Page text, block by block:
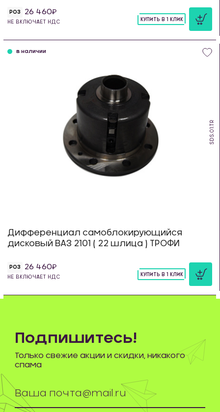
РОЗ 26 460
НЕ ВКЛЮЧАЕТ НДС
КУПИТЬ В 1 КЛИК
SDS.01.TR
в наличии
Дифференциал самоблокирующийся
дисковый ВАЗ 2101 ( 22 шлица ) ТРОФИ
РОЗ 26 460
НЕ ВКЛЮЧАЕТ НДС
КУПИТЬ В 1 КЛИК
Подпишитесь!
Только свежие акции и скидки, никакого
спама